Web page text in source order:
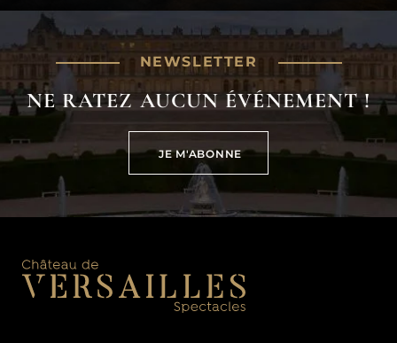
NEWSLETTER
NE RATEZ AUCUN ÉVÉNEMENT !
JE M'ABONNE
JE M'ABONNE